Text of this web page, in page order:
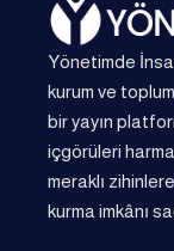
Yönetimde
kurum ve
bir yayın
içgörüleri
meraklı
kurma imkânı